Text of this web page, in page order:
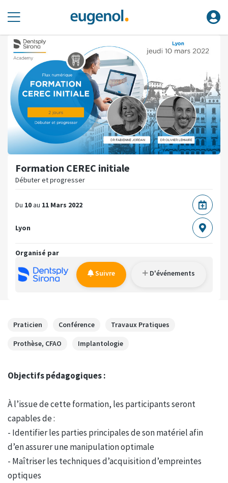
Formation CEREC initiale
Débuter et progresser
Du 10au 11 Mars 2022
Lyon
Organisé par
Suivre D'événements
Praticien Conférence Travaux Pratiques
Prothèse, CFAO Implantologie
Objectifs pédagogiques :
À l’issue de cette formation, les participants seront
capables de :
- Identifier les parties principales de son matériel afin
d’en assurer une manipulation optimale
- Maîtriser les techniques d’acquisition d’empreintes
optiques